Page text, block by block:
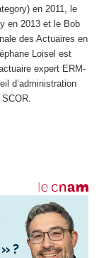
en 2011, le
en 2013 et le Bob
des Actuaires en
Loisel est
expert ERM-
d’administration